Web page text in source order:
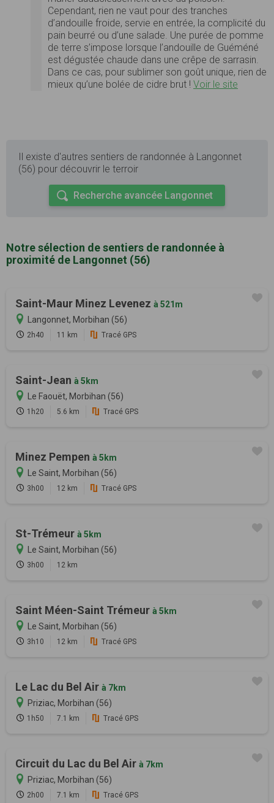
Cependant, rien ne vaut pour des tranches
d’andouille froide, servie en entrée, la complicité du
pain beurré ou d’une salade. Une purée de pomme
de terre s’impose lorsque l’andouille de Guéméné
est dégustée chaude dans une crêpe de sarrasin.
Dans ce cas, pour sublimer son goût unique, rien de
mieux qu’une bolée de cidre brut ! Voir le site
Il existe d'autres sentiers de randonnée à Langonnet
(56) pour découvrir le terroir
Recherche avancée Langonnet
Notre sélection de sentiers de randonnée à
proximité de Langonnet (56)
Saint-Maur Minez Levenez à 521m
Langonnet, Morbihan (56)
2h40 11 km Tracé GPS
Saint-Jean à 5km
Le Faouët, Morbihan (56)
1h20 5.6 km Tracé GPS
Minez Pempen à 5km
Le Saint, Morbihan (56)
3h00 12 km Tracé GPS
St-Trémeur à 5km
Le Saint, Morbihan (56)
3h00 12 km
Saint Méen-Saint Trémeur à 5km
Le Saint, Morbihan (56)
3h10 12 km Tracé GPS
Le Lac du Bel Air à 7km
Priziac, Morbihan (56)
1h50 7.1 km Tracé GPS
Circuit du Lac du Bel Air à 7km
Priziac, Morbihan (56)
2h00 7.1 km Tracé GPS